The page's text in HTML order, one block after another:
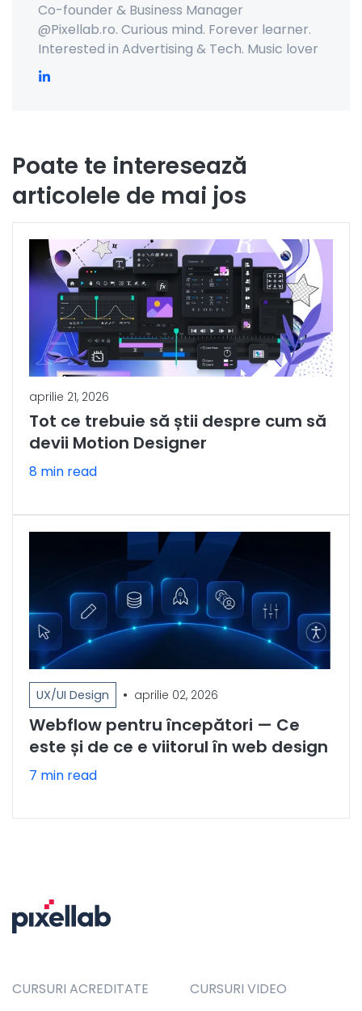
Co-founder & Business Manager
@Pixellab.ro. Curious mind. Forever learner.
Interested in Advertising & Tech. Music lover
Poate te interesează
articolele de mai jos
aprilie 21, 2026
Tot ce trebuie să știi despre cum să
devii Motion Designer
8 min read
UX/UI Design • aprilie 02, 2026
Webflow pentru începători — Ce
este și de ce e viitorul în web design
7 min read
CURSURI ACREDITATE CURSURI VIDEO